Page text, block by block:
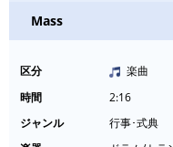
Mass
区分
楽曲
時間
2:16
ジャンル
行事･式典